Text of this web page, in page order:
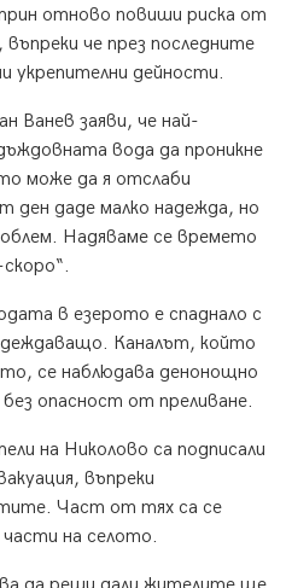
отново повиши риска от
че през последните
укрепителни дейности.
Ванев заяви, че най-
вода да проникне
може да я отслаби
ден даде малко надежда, но
Надяваме се времето
в езерото е спаднало с
Каналът, който
се наблюдава денонощно
опасност от преливане.
на Николово са подписали
въпреки
Част от тях са се
на селото.